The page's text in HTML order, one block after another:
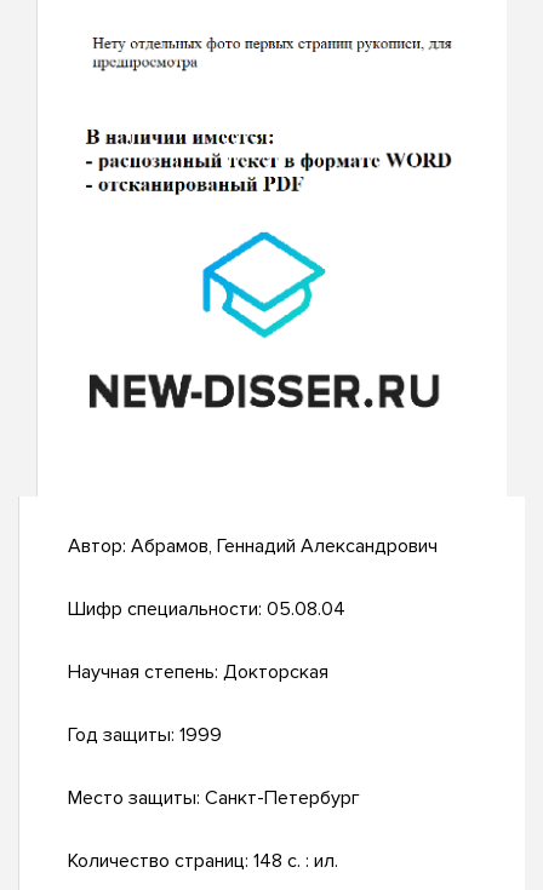
Автор: Абрамов, Геннадий Александрович
Шифр специальности: 05.08.04
Научная степень: Докторская
Год защиты: 1999
Место защиты: Санкт-Петербург
Количество страниц: 148 с. : ил.